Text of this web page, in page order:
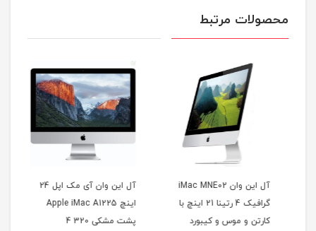
محصولات مرتبط
آل این وان iMac MNE02
گرافیک 4 رتینا 21 اینچ با
کارتن و موس و کیبورد
آل این وان آی مک اپل 24
اینچ Apple iMac A1225
پشت مشکی 320 4